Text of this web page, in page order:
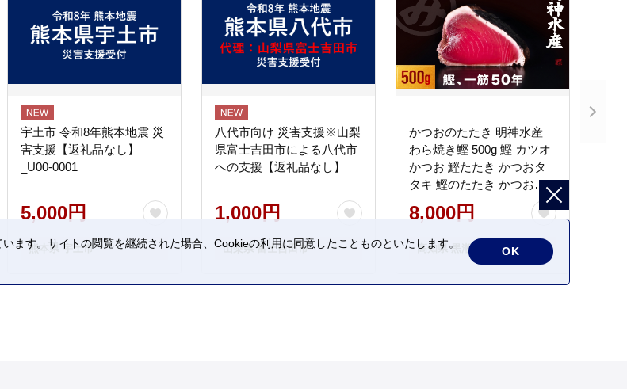
宇土市 令和8年熊本地震 災
害支援【返礼品なし】
_U00-0001
5,000円
熊本県 宇土市
八代市向け 災害支援※山梨
県富士吉田市による八代市
への支援【返礼品なし】
1,000円
山梨県 富士吉田市
かつおのたたき 明神水産
わら焼き鰹 500g 鰹 カツオ
かつお 鰹たたき かつおタ
タキ 鰹のたたき かつおの
タタキ 藁焼き わら焼き 魚
さかな 海鮮 刺身 お刺身 冷
凍 ご家庭用 グルメ 特産品
ご当地 本場 高知 黒潮町 ギ
るさと納税 魚介類 高知県
8,000円
高知県 黒潮町
ます。サイトの閲覧を継続された場合、Cookieの利用に同意したことものといたします。
OK